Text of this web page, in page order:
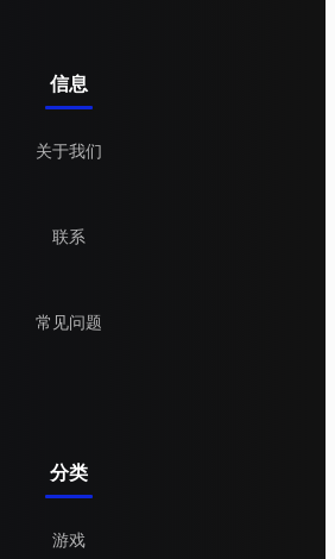
信息
关于我们
联系
常见问题
分类
游戏